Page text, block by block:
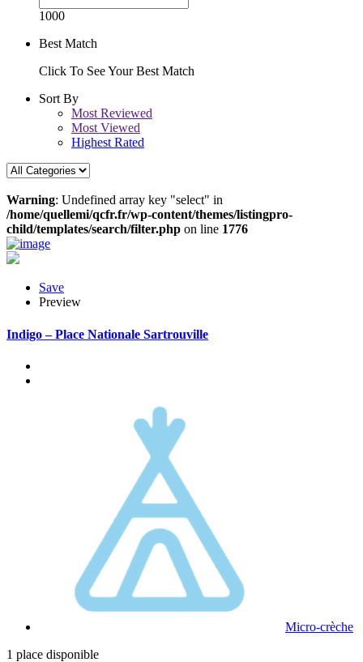
1000
Best Match
Click To See Your Best Match
Sort By
Most Reviewed
Most Viewed
Highest Rated
Warning: Undefined array key "select" in
/home/quellemi/qcfr.fr/wp-content/themes/listingpro-
child/templates/search/filter.php on line 1776
Save
Preview
Indigo – Place Nationale Sartrouville
Micro-crèche
1 place disponible